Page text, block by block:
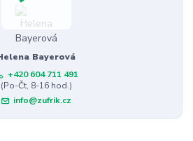
Bayerová
+420 604 711 491
(Po-Čt, 8-16 hod.)
info@zufrik.cz